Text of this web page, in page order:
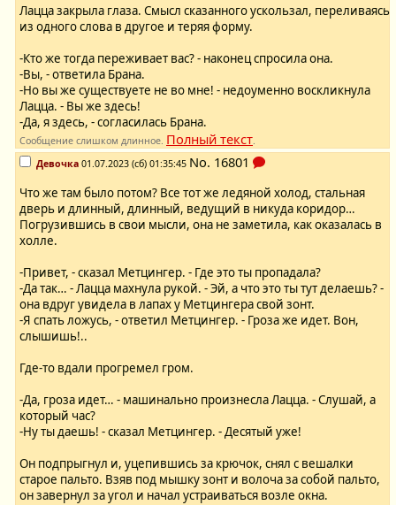
Лацца закрыла глаза. Смысл сказанного ускользал, переливаясь
из одного слова в другое и теряя форму.
-Кто же тогда переживает вас? - наконец спросила она.
-Вы, - ответила Брана.
-Но вы же существуете не во мне! - недоуменно воскликнула
Лацца. - Вы же здесь!
-Да, я здесь, - согласилась Брана.
Сообщение слишком длинное. Полный текст.
Девочка 01.07.2023 (сб) 01:35:45 No. 16801
Что же там было потом? Все тот же ледяной холод, стальная
дверь и длинный, длинный, ведущий в никуда коридор…
Погрузившись в свои мысли, она не заметила, как оказалась в
холле.
-Привет, - сказал Метцингер. - Где это ты пропадала?
-Да так… - Лацца махнула рукой. - Эй, а что это ты тут делаешь? -
она вдруг увидела в лапах у Метцингера свой зонт.
-Я спать ложусь, - ответил Метцингер. - Гроза же идет. Вон,
слышишь!..
Где-то вдали прогремел гром.
-Да, гроза идет… - машинально произнесла Лацца. - Слушай, а
который час?
-Ну ты даешь! - сказал Метцингер. - Десятый уже!
Он подпрыгнул и, уцепившись за крючок, снял с вешалки
старое пальто. Взяв под мышку зонт и волоча за собой пальто,
он завернул за угол и начал устраиваться возле окна.